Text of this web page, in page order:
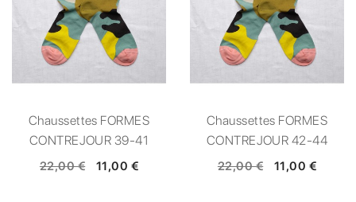
Chaussettes FORMES
CONTREJOUR 39-41
22,00 € 11,00 €
Chaussettes FORMES
CONTREJOUR 42-44
22,00 € 11,00 €